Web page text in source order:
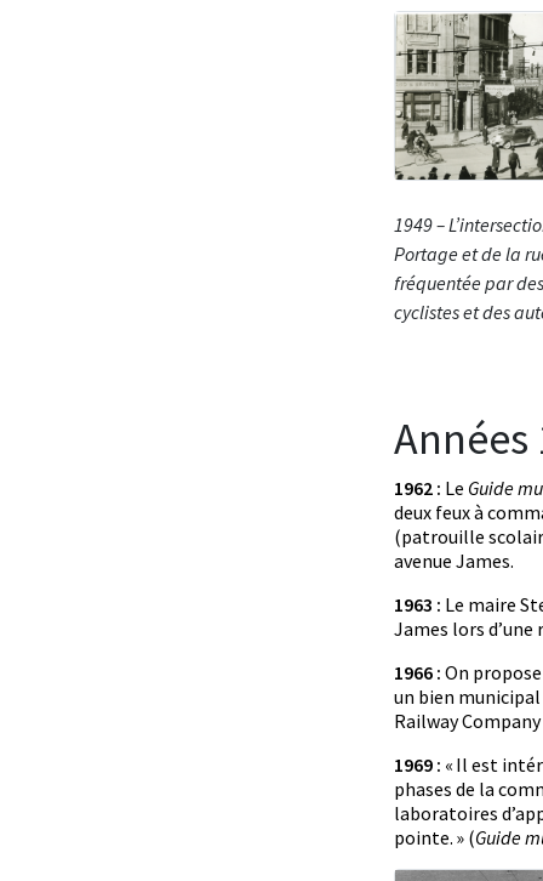
1949 –
Portage et de la
fréquentée par
cyclistes et des
Années
1962 : Le Guide
deux feux à
(patrouille
avenue James.
1963 : Le maire
James lors
1966 : On
un bien municipal
Railway Company
1969 : « Il est
phases de la
laboratoires
pointe. » (Guide